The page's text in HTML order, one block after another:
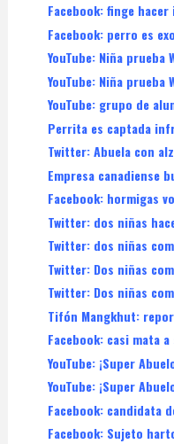
Facebook: finge
Facebook: perro es
YouTube: Niña
YouTube: Niña
YouTube: grupo de
Perrita es captada
Twitter: Abuela con
Empresa canadiense
Facebook: hormigas
Twitter: dos niñas
Twitter: dos niñas
Twitter: Dos niñas
Twitter: Dos niñas
Tifón Mangkhut:
Facebook: casi mata
YouTube: ¡Super
YouTube: ¡Super
Facebook: candidata
Facebook: Sujeto